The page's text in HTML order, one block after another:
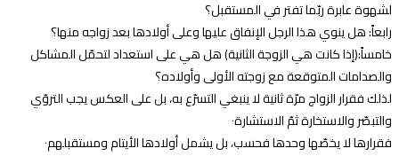
لشهوة عابرة ربّما تفتر في المستقبل؟
رابعاً: هل ينوي هذا الرجل الإنفاق عليها وعلى أولادها بعد زواجه منها؟
خامساً:(إذا كانت هي الزوجة الثانية) هل هي على استعداد لتحمّل المشاكل
والصدامات المتوقعة مع زوجته الأولى وأولاده؟
لذلك فقرار الزواج مرّة ثانية لا ينبغي التسرّع به، بل على العكس يجب التروّي
والتبصّر والاستخارة ثمّ الاستشارة٠
فقرارها لا يخصّها وحدها فحسب، بل يشمل أولادها الأيتام ومستقبلهم٠